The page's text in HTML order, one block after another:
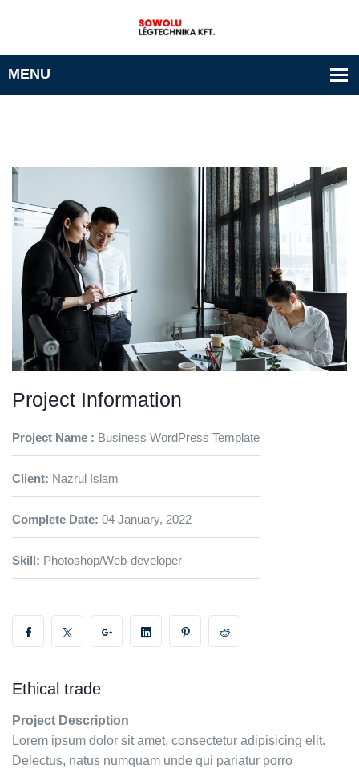
Project Information
Project Name : Business WordPress Template
Client: Nazrul Islam
Complete Date: 04 January, 2022
Skill: Photoshop/Web-developer
Ethical trade
Project Description
Lorem ipsum dolor sit amet, consectetur adipisicing elit.
Delectus, natus numquam unde qui pariatur porro